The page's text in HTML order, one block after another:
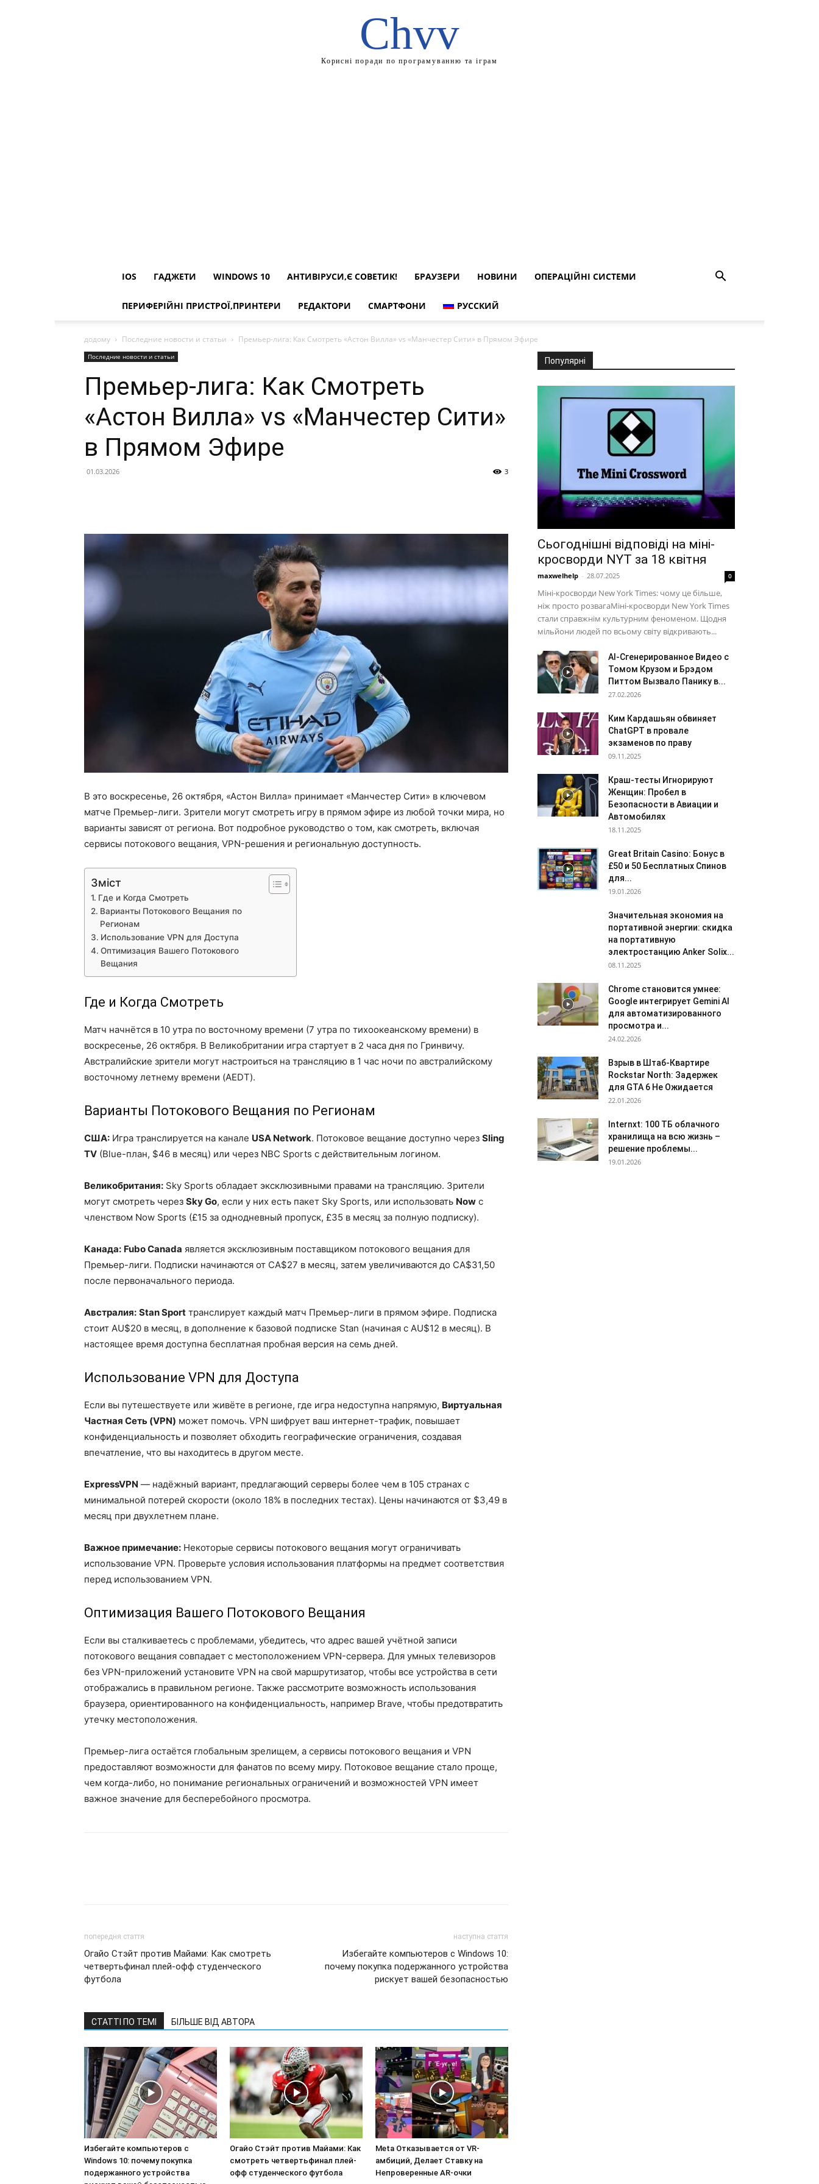
Chvv
Корисні поради по програмуванню та іграм
IOS ГАДЖЕТИ WINDOWS 10 АНТИВІРУСИ,Є СОВЕТИК! БРАУЗЕРИ НОВИНИ ОПЕРАЦІЙНІ СИСТЕМИ
ПЕРИФЕРІЙНІ ПРИСТРОЇ,ПРИНТЕРИ РЕДАКТОРИ СМАРТФОНИ РУССКИЙ
додому Последние новости и статьи Премьер-лига: Как Смотреть «Астон Вилла» vs «Манчестер Сити» в Прямом Эфире
Последние новости и статьи
Премьер-лига: Как Смотреть
«Астон Вилла» vs «Манчестер Сити»
в Прямом Эфире
01.03.2026 3
В это воскресенье, 26 октября, «Астон Вилла» принимает «Манчестер Сити» в ключевом
матче Премьер-лиги. Зрители могут смотреть игру в прямом эфире из любой точки мира, но
варианты зависят от региона. Вот подробное руководство о том, как смотреть, включая
сервисы потокового вещания, VPN-решения и региональную доступность.
Зміст
Где и Когда Смотреть
Варианты Потокового Вещания по
Регионам
Использование VPN для Доступа
Оптимизация Вашего Потокового
Вещания
Где и Когда Смотреть
Матч начнётся в 10 утра по восточному времени (7 утра по тихоокеанскому времени) в
воскресенье, 26 октября. В Великобритании игра стартует в 2 часа дня по Гринвичу.
Австралийские зрители могут настроиться на трансляцию в 1 час ночи по австралийскому
восточному летнему времени (AEDT).
Варианты Потокового Вещания по Регионам
США: Игра транслируется на канале USA Network. Потоковое вещание доступно через Sling
TV (Blue-план, $46 в месяц) или через NBC Sports с действительным логином.
Великобритания: Sky Sports обладает эксклюзивными правами на трансляцию. Зрители
могут смотреть через Sky Go, если у них есть пакет Sky Sports, или использовать Now с
членством Now Sports (£15 за однодневный пропуск, £35 в месяц за полную подписку).
Канада: Fubo Canada является эксклюзивным поставщиком потокового вещания для
Премьер-лиги. Подписки начинаются от CA$27 в месяц, затем увеличиваются до CA$31,50
после первоначального периода.
Австралия: Stan Sport транслирует каждый матч Премьер-лиги в прямом эфире. Подписка
стоит AU$20 в месяц, в дополнение к базовой подписке Stan (начиная с AU$12 в месяц). В
настоящее время доступна бесплатная пробная версия на семь дней.
Использование VPN для Доступа
Если вы путешествуете или живёте в регионе, где игра недоступна напрямую, Виртуальная
Частная Сеть (VPN) может помочь. VPN шифрует ваш интернет-трафик, повышает
конфиденциальность и позволяет обходить географические ограничения, создавая
впечатление, что вы находитесь в другом месте.
ExpressVPN — надёжный вариант, предлагающий серверы более чем в 105 странах с
минимальной потерей скорости (около 18% в последних тестах). Цены начинаются от $3,49 в
месяц при двухлетнем плане.
Важное примечание: Некоторые сервисы потокового вещания могут ограничивать
использование VPN. Проверьте условия использования платформы на предмет соответствия
перед использованием VPN.
Оптимизация Вашего Потокового Вещания
Если вы сталкиваетесь с проблемами, убедитесь, что адрес вашей учётной записи
потокового вещания совпадает с местоположением VPN-сервера. Для умных телевизоров
без VPN-приложений установите VPN на свой маршрутизатор, чтобы все устройства в сети
отображались в правильном регионе. Также рассмотрите возможность использования
браузера, ориентированного на конфиденциальность, например Brave, чтобы предотвратить
утечку местоположения.
Премьер-лига остаётся глобальным зрелищем, а сервисы потокового вещания и VPN
предоставляют возможности для фанатов по всему миру. Потоковое вещание стало проще,
чем когда-либо, но понимание региональных ограничений и возможностей VPN имеет
важное значение для бесперебойного просмотра.
попередня стаття
Огайо Стэйт против Майами: Как смотреть
четвертьфинал плей-офф студенческого
футбола
наступна стаття
Избегайте компьютеров с Windows 10:
почему покупка подержанного устройства
рискует вашей безопасностью
СТАТТІ ПО ТЕМІ БІЛЬШЕ ВІД АВТОРА
Избегайте компьютеров с
Windows 10: почему покупка
подержанного устройства
Огайо Стэйт против Майами: Как
смотреть четвертьфинал плей-
офф студенческого футбола
Meta Отказывается от VR-
амбиций, Делает Ставку на
Непроверенные AR-очки
Популярні
Сьогоднішні відповіді на міні-
кросворди NYT за 18 квітня
maxwelhelp - 28.07.2025 0
Міні-кросворди New York Times: чому це більше,
ніж просто розвагаМіні-кросворди New York Times
стали справжнім культурним феноменом. Щодня
мільйони людей по всьому світу відкривають...
AI-Сгенерированное Видео с
Томом Крузом и Брэдом
Питтом Вызвало Панику в...
27.02.2026
Ким Кардашьян обвиняет
ChatGPT в провале
экзаменов по праву
09.11.2025
Краш-тесты Игнорируют
Женщин: Пробел в
Безопасности в Авиации и
Автомобилях
18.11.2025
Great Britain Casino: Бонус в
£50 и 50 Бесплатных Спинов
для...
19.01.2026
Значительная экономия на
портативной энергии: скидка
на портативную
электростанцию Anker Solix...
08.11.2025
Chrome становится умнее:
Google интегрирует Gemini AI
для автоматизированного
просмотра и...
24.02.2026
Взрыв в Штаб-Квартире
Rockstar North: Задержек
для GTA 6 Не Ожидается
22.01.2026
Internxt: 100 ТБ облачного
хранилища на всю жизнь –
решение проблемы...
19.01.2026